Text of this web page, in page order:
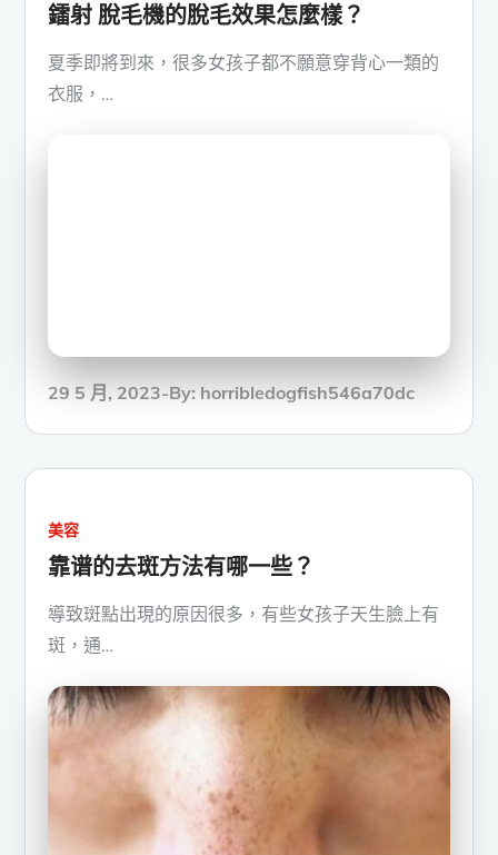
鐳射 脫毛機的脫毛效果怎麼樣？
夏季即將到來，很多女孩子都不願意穿背心一類的
衣服，…
Posted
29 5 月, 2023 By: horribledogfish546a70dc
美容
靠谱的去斑方法有哪一些？
導致斑點出現的原因很多，有些女孩子天生臉上有
斑，通…